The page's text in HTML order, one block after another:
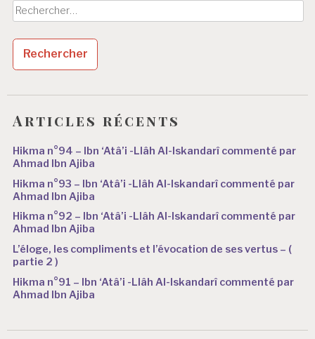
Rechercher :
Articles récents
Hikma n°94 – Ibn ‘Atâ’i -Llâh Al-Iskandarî commenté par
Ahmad Ibn Ajiba
Hikma n°93 – Ibn ‘Atâ’i -Llâh Al-Iskandarî commenté par
Ahmad Ibn Ajiba
Hikma n°92 – Ibn ‘Atâ’i -Llâh Al-Iskandarî commenté par
Ahmad Ibn Ajiba
L’éloge, les compliments et l’évocation de ses vertus – (
partie 2 )
Hikma n°91 – Ibn ‘Atâ’i -Llâh Al-Iskandarî commenté par
Ahmad Ibn Ajiba